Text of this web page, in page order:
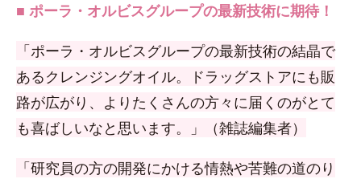
■ ポーラ・オルビスグループの最新技術に期待！
「ポーラ・オルビスグループの最新技術の結晶で
あるクレンジングオイル。ドラッグストアにも販
路が広がり、よりたくさんの方々に届くのがとて
も喜ばしいなと思います。」（雑誌編集者）
「研究員の方の開発にかける情熱や苦難の道のり